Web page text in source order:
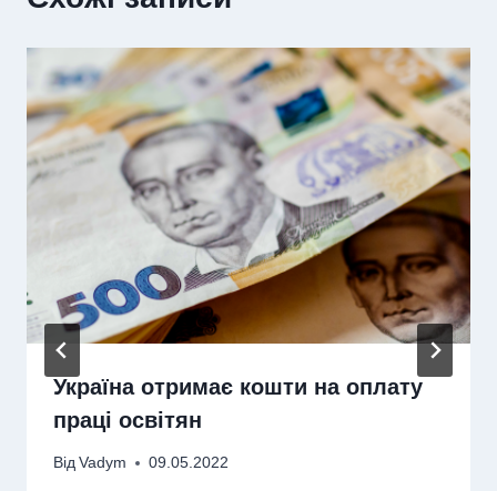
Україна отримає кошти на оплату
праці освітян
Від Vadym 09.05.2022